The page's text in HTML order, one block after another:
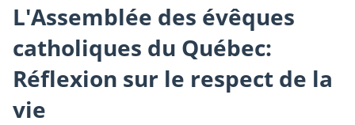
L'Assemblée des évêques
catholiques du Québec:
Réflexion sur le respect de la
vie